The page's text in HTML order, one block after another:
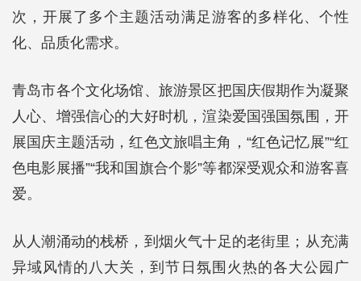
次，开展了多个主题活动满足游客的多样化、个性
化、品质化需求。
青岛市各个文化场馆、旅游景区把国庆假期作为凝聚
人心、增强信心的大好时机，渲染爱国强国氛围，开
展国庆主题活动，红色文旅唱主角，“红色记忆展”“红
色电影展播”“我和国旗合个影”等都深受观众和游客喜
爱。
从人潮涌动的栈桥，到烟火气十足的老街里；从充满
异域风情的八大关，到节日氛围火热的各大公园广